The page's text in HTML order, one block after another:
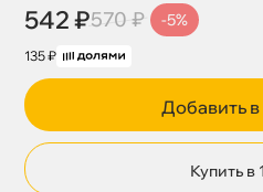
542 ₽570 ₽ -5%
135 ₽
Добавить
Купить в